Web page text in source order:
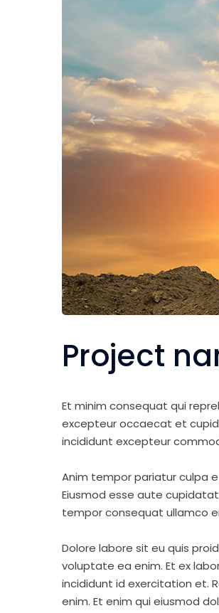
Project
Et minim consequat qui
excepteur occaecat et
incididunt excepteur
Anim tempor pariatur culpa
Eiusmod esse aute
tempor consequat ullamco
Dolore labore sit eu quis
voluptate ea enim. Et ex
incididunt id exercitation et.
enim. Et enim qui eiusmod